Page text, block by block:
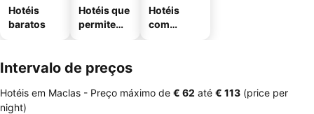
Hotéis
baratos
Hotéis que
permitem
Hotéis
com
Intervalo de preços
Hotéis em Maclas - Preço máximo de ‎€ 62 até ‎€ 113 (price per
night)